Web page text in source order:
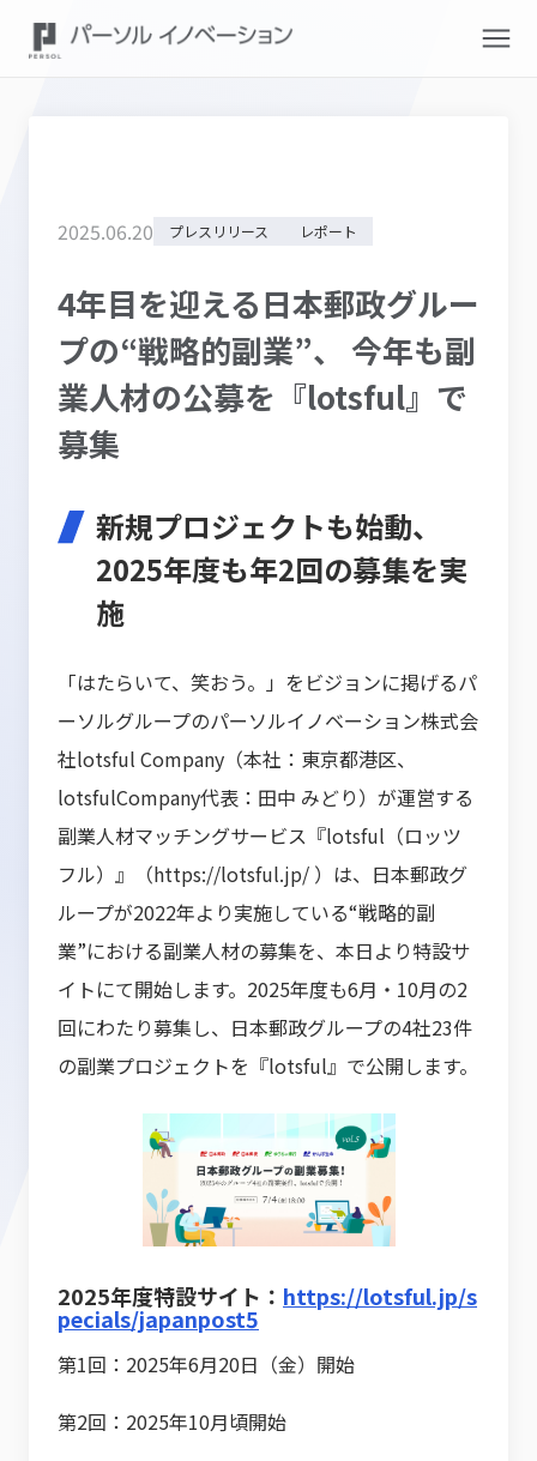
2025.06.20 プレスリリース レポート
4年目を迎える日本郵政グルー
プの“戦略的副業”、 今年も副
業人材の公募を『lotsful』で
募集
新規プロジェクトも始動、
2025年度も年2回の募集を実
施
「はたらいて、笑おう。」をビジョンに掲げるパ
ーソルグループのパーソルイノベーション株式会
社lotsful Company（本社：東京都港区、
lotsfulCompany代表：田中 みどり）が運営する
副業人材マッチングサービス『lotsful（ロッツ
フル）』（https://lotsful.jp/ ）は、日本郵政グ
ループが2022年より実施している“戦略的副
業”における副業人材の募集を、本日より特設サ
イトにて開始します。2025年度も6月・10月の2
回にわたり募集し、日本郵政グループの4社23件
の副業プロジェクトを『lotsful』で公開します。
2025年度特設サイト： https://lotsful.jp/s
pecials/japanpost5
第1回：2025年6月20日（金）開始
第2回：2025年10月頃開始